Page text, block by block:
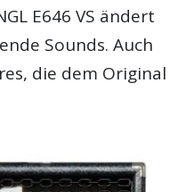
E646 VS ändert
Sounds. Auch
die dem Original